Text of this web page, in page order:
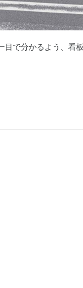
、一目で分かる